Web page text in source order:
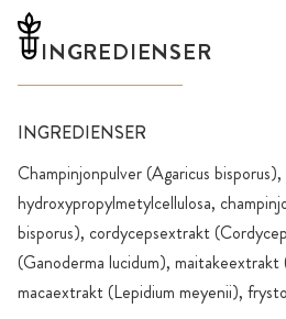
INGREDIENSER
INGREDIENSER
Champinjonpulver (Agaricus
hydroxypropylmetylcellulosa,
bisporus), cordycepsextrakt
(Ganoderma lucidum),
macaextrakt (Lepidium meyenii),